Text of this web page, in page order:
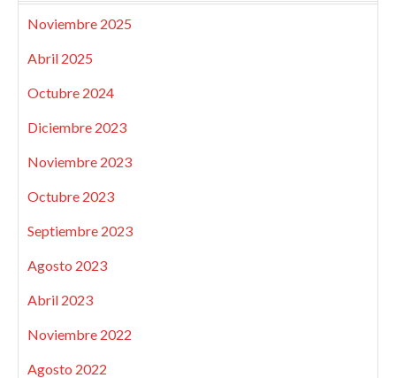
Noviembre 2025
Abril 2025
Octubre 2024
Diciembre 2023
Noviembre 2023
Octubre 2023
Septiembre 2023
Agosto 2023
Abril 2023
Noviembre 2022
Agosto 2022